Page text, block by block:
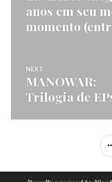
artigos
anos em seu
momento
NEXT
Next
post:
MANOWAR:
Trilogia de